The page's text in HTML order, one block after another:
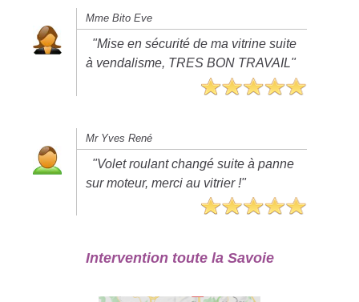
Mme Bito Eve
"Mise en sécurité de ma vitrine suite
à vendalisme, TRES BON TRAVAIL"
Mr Yves René
"Volet roulant changé suite à panne
sur moteur, merci au vitrier !"
Intervention toute la Savoie